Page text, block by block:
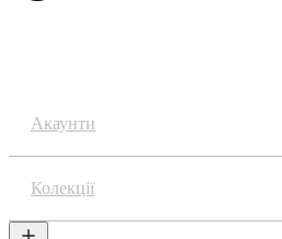
Акаунти
Колекції